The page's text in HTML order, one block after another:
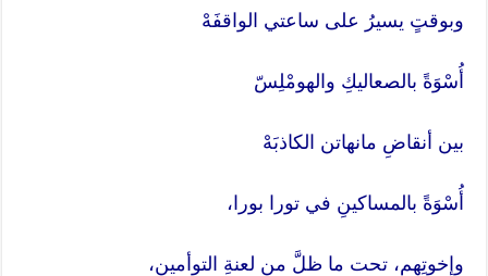
وبوقتٍ يسيرُ على ساعتي الواقفَهْ
أُسْوَةً بالصعاليكِ والهومْلِسّ
بين أنقاضِ مانهاتن الكاذبَهْ
أُسْوَةً بالمساكينِ في تورا بورا،
وإخوتِهم، تحت ما ظلَّ من لعنةِ التوأمينِ،